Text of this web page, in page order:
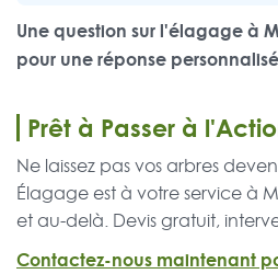
Une question sur l'élagage à
pour une réponse
Prêt à Passer à
Ne laissez pas vos arbres
Élagage est à votre service à
et au-delà. Devis gratuit,
Contactez-nous maintenant